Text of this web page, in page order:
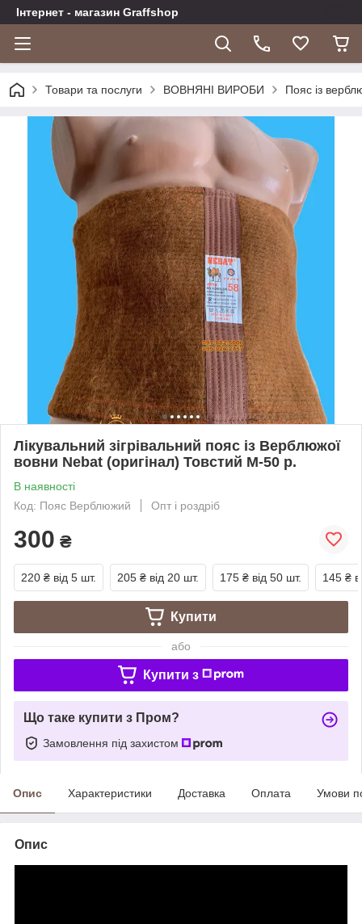
Інтернет - магазин Graffshop
Товари та послуги ВОВНЯНІ ВИРОБИ Пояс із
Лікувальний зігрівальний пояс із Верблюжої
вовни Nebat (оригінал) Товстий M-50 р.
В наявності
Код: Пояс Верблюжий
Опт і роздріб
300 ₴
220 ₴ від 5 шт. 205 ₴ від 20 шт. 175 ₴ від 50 шт. 145 ₴
Купити
або
Купити з
Що таке купити з Пром?
Замовлення під захистом
Опис Характеристики Доставка Оплата Умови
Опис